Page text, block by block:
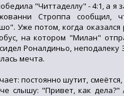
"Читтаделлу" - 4:1, а я
Строппа сообщил,
Уже потом, когда оказался
на котором "Милан"
Роналдиньо, неподалеку
мечта.
постоянно шутит, смеётся,
слышу: "Привет, как дела?"